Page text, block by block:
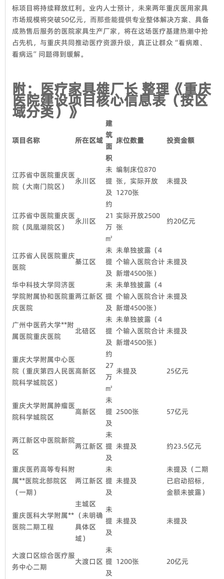
标项目将持续释放红利。业内人士预计，未来两年重庆医用家具
市场规模将突破50亿元，而那些能提供专业整体解决方案、具备
成熟售后服务的医院家具生产厂家，将在这场医疗基建热潮中抢
占先机，与重庆共同推动医疗资源升级，真正让群众“看病难、
看病远”问题得到缓解。
附：医疗家具雄厂长 整理《重庆
医院建设项目核心信息表（按区
域分类）》
项目名称 所在区域
建
筑
面
积
床位数量 投资金额
江苏省中医院重庆医
院（大南门院区）
永川区
未
提
及
编制床位870
张，实际开放
1270张
未提及
江苏省中医院重庆医
院（凤凰湖院区）
永川区
约
21
万
㎡
实际开放2500
张
约20亿元
江苏省人民医院重庆
医院
綦江区
未
提
及
未单独披露（4
个输入医院合计
新增4500张）
未提及
华中科技大学同济医
学院附属协和医院重
庆医院
两江新区
未
提
及
未单独披露（4
个输入医院合计
新增4500张）
未提及
广州中医药大学**附
属医院重庆医院
北碚区
未
提
及
未单独披露（4
个输入医院合计
新增4500张）
未提及
重庆大学附属中心医
院（重庆第四人民医
院科学城院区）
高新区
约
27
万
㎡
未提及 25亿元
重庆大学附属肿瘤医
院科学城院区
高新区
未
提
及
2500张 57亿元
两江新区中医院新院
区
两江新区
未
提
及
未提及 约23.5亿元
重庆医药高等专科附
属**医院北部院区
（一期）
两江新区
未
提
及
未提及
未提及（二期
已启动招标，
金额未披露）
重庆医科大学附属**
医院二期工程
主城区
（未明确
具体区
域）
未
提
及
未提及 未提及
大渡口区综合医疗服
务中心二期
大渡口区
未
提
及
1200张 20亿元